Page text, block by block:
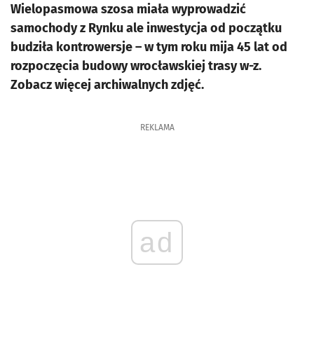
Wielopasmowa szosa miała wyprowadzić
samochody z Rynku ale inwestycja od początku
budziła kontrowersje – w tym roku mija 45 lat od
rozpoczęcia budowy wrocławskiej trasy w-z.
Zobacz więcej archiwalnych zdjęć.
REKLAMA
ad